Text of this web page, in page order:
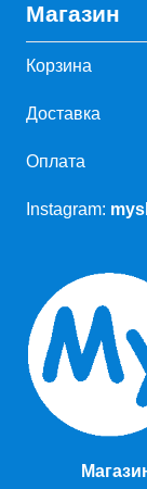
Магазин
Корзина
Доставка
Оплата
Instagram: